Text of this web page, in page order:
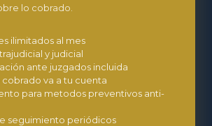
lo cobrado.
ilimitados al mes
y judicial
ante juzgados incluida
cobrado va a tu cuenta
para metodos preventivos anti-
seguimiento periódicos